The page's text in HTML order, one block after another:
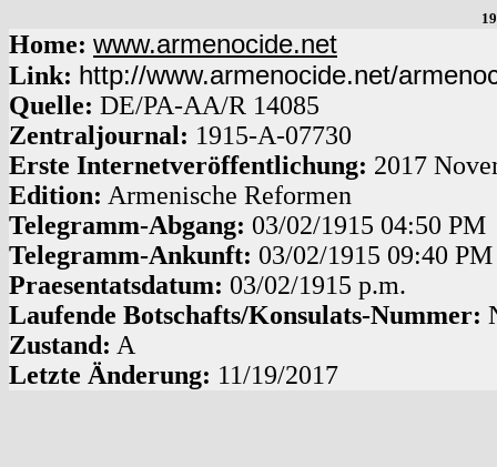
Home: www.armenocide.net
Link: http://www.armenocide.net/
Quelle: DE/PA-AA/R 14085
Zentraljournal: 1915-A-07730
Erste Internetveröffentlichung: 2017
Edition: Armenische Reformen
Telegramm-Abgang: 03/02/1915 04:50 PM
Telegramm-Ankunft: 03/02/1915 09:40 PM
Praesentatsdatum: 03/02/1915 p.m.
Laufende Botschafts/Konsulats-Nummer:
Zustand: A
Letzte Änderung: 11/19/2017